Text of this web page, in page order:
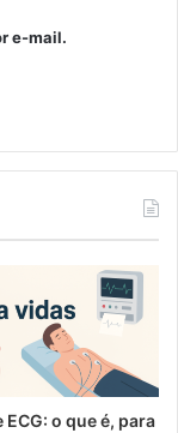
e-mail.
ECG: o que é, para